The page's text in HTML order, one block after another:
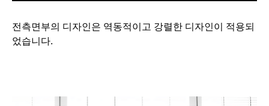
전측면부의 디자인은 역동적이고 강렬한 디자인이 적용되
었습니다.